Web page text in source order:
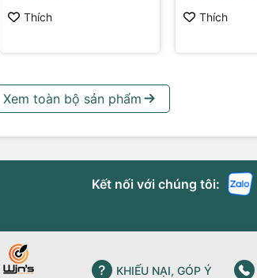
Thích Thích
Xem toàn bộ sản phẩm
Kết nối với chúng tôi:
KHIẾU NẠI, GÓP Ý